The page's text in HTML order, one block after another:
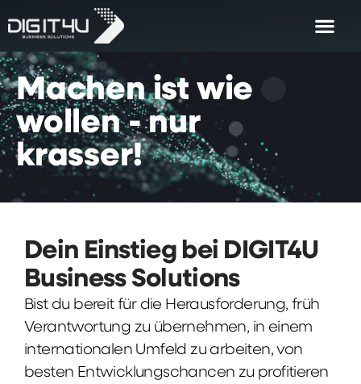
Machen ist wie
wollen - nur
krasser!
Dein Einstieg bei DIGIT4U
Business Solutions
Bist du bereit für die Herausforderung, früh
Verantwortung zu übernehmen, in einem
internationalen Umfeld zu arbeiten, von
besten Entwicklungschancen zu profitieren